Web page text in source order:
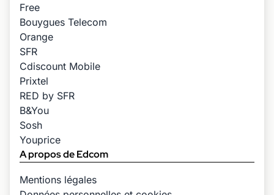
Free
Bouygues Telecom
Orange
SFR
Cdiscount Mobile
Prixtel
RED by SFR
B&You
Sosh
Youprice
A propos de Edcom
Mentions légales